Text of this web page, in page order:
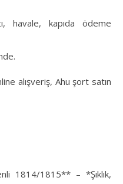
kapıda ödeme
alışveriş, Ahu şort satın
1814/1815** – *Şıklık,